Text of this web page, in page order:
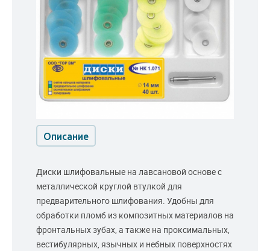
Описание
Диски шлифовальные на лавсановой основе с
металлической круглой втулкой для
предварительного шлифования. Удобны для
обработки пломб из композитных материалов на
фронтальных зубах, а также на проксимальных,
вестибулярных, язычных и небных поверхностях